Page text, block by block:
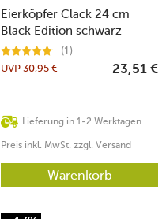
Eierköpfer Clack 24 cm
Black Edition schwarz
(1)
Lieferung in 1-2 Werktagen
UVP30,95 € 23,51 €
Preis inkl. MwSt. zzgl. Versand
Warenkorb